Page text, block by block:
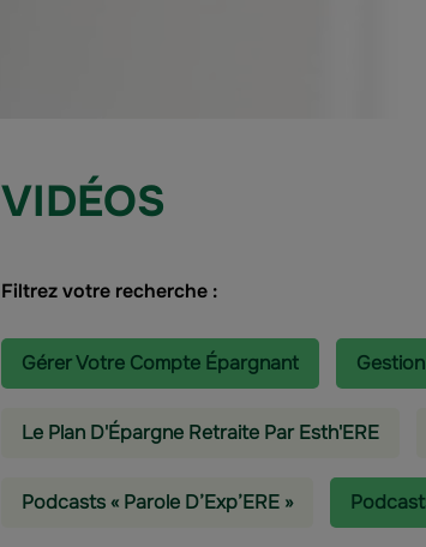
VIDÉOS
Filtrez votre recherche :
Gérer Votre Compte Épargnant
Le Plan D'Épargne Retraite Par Esth'ERE
Podcasts « Parole D’Exp’ERE »